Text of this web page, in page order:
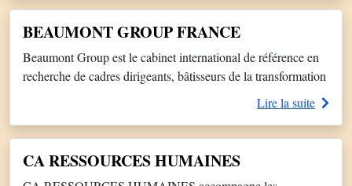
Directeurs RSE, Secrétaires Généraux, Administrateurs et
Administratrices. Missions […]
BEAUMONT GROUP FRANCE
Beaumont Group est le cabinet international de référence en
recherche de cadres dirigeants, bâtisseurs de la transformation
partenaires stratégiques ainsi que leurs clients dans leurs
principalement dans les secteurs suivants : Technologies,
Lire la suite
CA RESSOURCES HUMAINES